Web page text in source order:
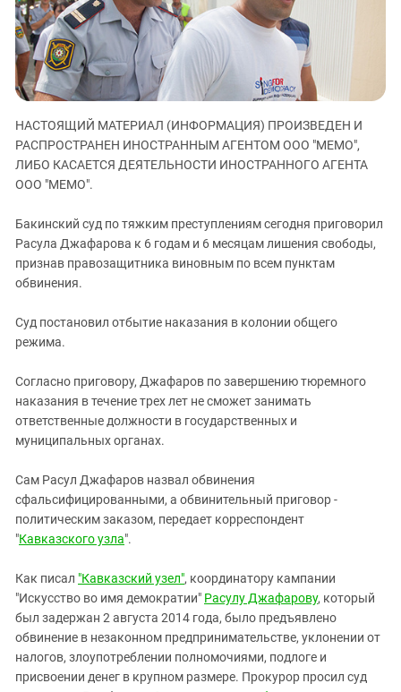
ЗАСТАВЛЯЕТ
КАВКАЗ ЗА ПАЛЕСТИНУ
ИНАКОМЫСЛИЕ В ЧЕЧНЕ
ПРЕСЛЕДОВАНИЕ АКТИВИСТОВ
МОБИЛИЗАЦИЯ И ПРОТЕСТЫ
Дагестан
Ингушетия
Кабардино-Балкария
Калмыкия
Карачаево-Черкесия
Краснодарский край
Нагорный Карабах
Ростовская область
Северная Осетия - Алания
Ставропольский край
Чечня
Южная Осетия
Южный Кавказ
НАСТОЯЩИЙ МАТЕРИАЛ (ИНФОРМАЦИЯ) ПРОИЗВЕДЕН И
РАСПРОСТРАНЕН ИНОСТРАННЫМ АГЕНТОМ ООО "МЕМО",
ЛИБО КАСАЕТСЯ ДЕЯТЕЛЬНОСТИ ИНОСТРАННОГО АГЕНТА
ООО "МЕМО".
Бакинский суд по тяжким преступлениям сегодня приговорил
Расула Джафарова к 6 годам и 6 месяцам лишения свободы,
признав правозащитника виновным по всем пунктам
обвинения.
Суд постановил отбытие наказания в колонии общего
режима.
Согласно приговору, Джафаров по завершению тюремного
наказания в течение трех лет не сможет занимать
ответственные должности в государственных и
муниципальных органах.
Сам Расул Джафаров назвал обвинения
сфальсифицированными, а обвинительный приговор -
политическим заказом, передает корреспондент
"Кавказского узла".
Как писал "Кавказский узел", координатору кампании
"Искусство во имя демократии" Расулу Джафарову, который
был задержан 2 августа 2014 года, было предъявлено
обвинение в незаконном предпринимательстве, уклонении от
налогов, злоупотреблении полномочиями, подлоге и
присвоении денег в крупном размере. Прокурор просил суд